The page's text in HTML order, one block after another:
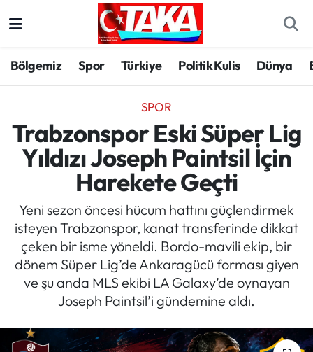
Bölgemiz Spor Türkiye Politik Kulis Dünya
SPOR
Trabzonspor Eski Süper Lig
Yıldızı Joseph Paintsil İçin
Harekete Geçti
Yeni sezon öncesi hücum hattını güçlendirmek
isteyen Trabzonspor, kanat transferinde dikkat
çeken bir isme yöneldi. Bordo-mavili ekip, bir
dönem Süper Lig’de Ankaragücü forması giyen
ve şu anda MLS ekibi LA Galaxy’de oynayan
Joseph Paintsil’i gündemine aldı.
Spor
Türkiye
Kültür/Sanat
Politika
Politik Kulis
Dünya
Magazin
Mektup Galeri
Trabzon Hava Durumu
Trabzon Trafik Yoğunluk Haritası
Süper Lig Puan Durumu ve Fikstür
Tüm Manşetler
Son Dakika Haberleri
Haber Arşivi